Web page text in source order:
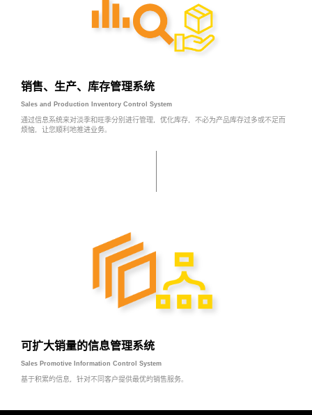
销售、生产、库存管理系统
Sales and Production Inventory Control System
通过信息系统来对淡季和旺季分别进行管理，优化库存， 不必为产品库存过多或不足而
烦恼，让您顺利地推进业务。
可扩大销量的信息管理系统
Sales Promotive Information Control System
基于积累的信息，针对不同客户提供最优的销售服务。